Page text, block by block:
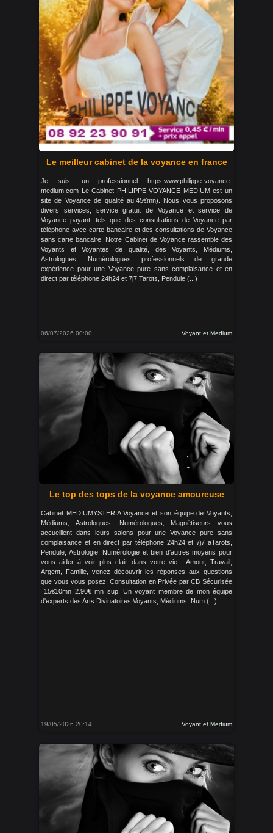
Le meilleur cabinet de la voyance en france
Je suis: un professionnel https:www.philippe-voyance-
medium.com Le Cabinet PHILIPPE VOYANCE MEDIUM est un
site de Voyance de qualité au,45€mn). Nous vous proposons
divers services; service gratuit de Voyance et service de
Voyance payant, tels que des consultations de Voyance par
téléphone avec carte bancaire et des consultations de Voyance
sans carte bancaire. Notre Cabinet de Voyance rassemble des
Voyants et Voyantes de qualité, des Voyants, Médiums,
Astrologues, Numérologues professionnels de grande
expérience pour une Voyance pure sans complaisance et en
direct par téléphone 24h24 et 7j7.Tarots, Pendule (...)
06/07/2026 00:00 Voyant et Medium
Le top des tops de la voyance amoureuse
Cabinet MEDIUMYSTERIA Voyance et son équipe de Voyants,
Médiums, Astrologues, Numérologues, Magnétiseurs vous
accueillent dans leurs salons pour une Voyance pure sans
complaisance et en direct par téléphone 24h24 et 7j7 aTarots,
Pendule, Astrologie, Numérologie et bien d'autres moyens pour
vous aider à voir plus clair dans votre vie : Amour, Travail,
Argent, Famille, venez découvrir les réponses aux questions
que vous vous posez. Consultation en Privée par CB Sécurisée
15€10mn 2.90€ mn sup. Un voyant membre de mon équipe
d'experts des Arts Divinatoires Voyants, Médiums, Num (...)
19/05/2026 20:14 Voyant et Medium